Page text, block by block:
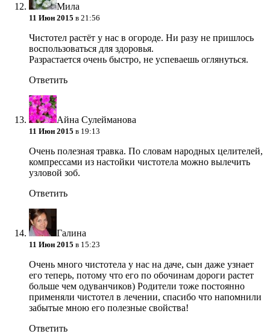
Мила
11 Июн 2015 в 21:56
Чистотел растёт у нас в огороде. Ни разу не пришлось
воспользоваться для здоровья.
Разрастается очень быстро, не успеваешь оглянуться.
Ответить
Айна Сулейманова
11 Июн 2015 в 19:13
Очень полезная травка. По словам народных целителей,
компрессами из настойки чистотела можно вылечить
узловой зоб.
Ответить
Галина
11 Июн 2015 в 15:23
Очень много чистотела у нас на даче, сын даже узнает
его теперь, потому что его по обочинам дороги растет
больше чем одуванчиков) Родители тоже постоянно
применяли чистотел в лечении, спасибо что напомнили
забытые мною его полезные свойства!
Ответить